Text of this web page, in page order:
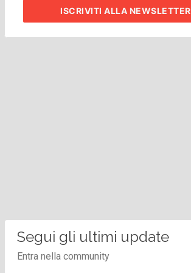
ISCRIVITIALLA NEWSLETTER
Segui gli ultimi update
Entra nella community